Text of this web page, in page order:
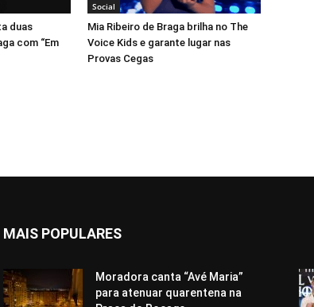
duas
com “Em
Social
Mia Ribeiro de Braga brilha no The
Voice Kids e garante lugar nas
Provas Cegas
MAIS POPULARES
Moradora canta “Avé Maria”
para atenuar quarentena na